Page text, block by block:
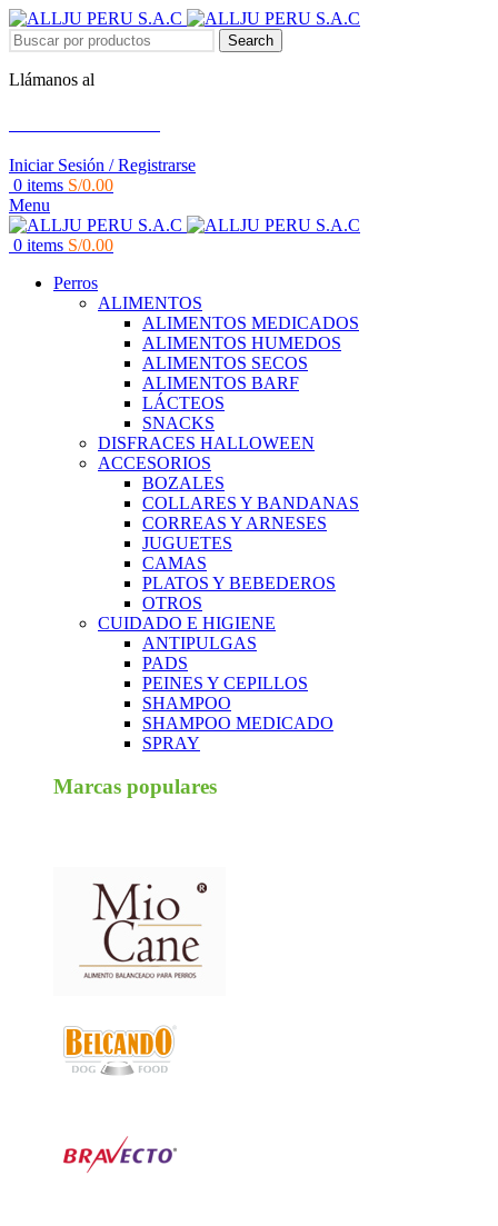
Search
Llámanos al
Iniciar Sesión / Registrarse
0 items S/0.00
Menu
0 items S/0.00
Perros
ALIMENTOS
ALIMENTOS MEDICADOS
ALIMENTOS HUMEDOS
ALIMENTOS SECOS
ALIMENTOS BARF
LÁCTEOS
SNACKS
DISFRACES HALLOWEEN
ACCESORIOS
BOZALES
COLLARES Y BANDANAS
CORREAS Y ARNESES
JUGUETES
CAMAS
PLATOS Y BEBEDEROS
OTROS
CUIDADO E HIGIENE
ANTIPULGAS
PADS
PEINES Y CEPILLOS
SHAMPOO
SHAMPOO MEDICADO
SPRAY
Marcas populares